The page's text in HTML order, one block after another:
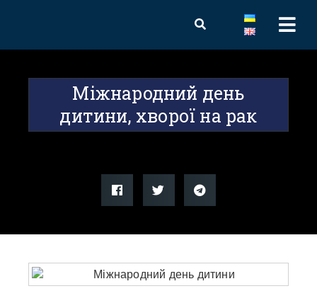
Міжнародний день
дитини, хворої на рак